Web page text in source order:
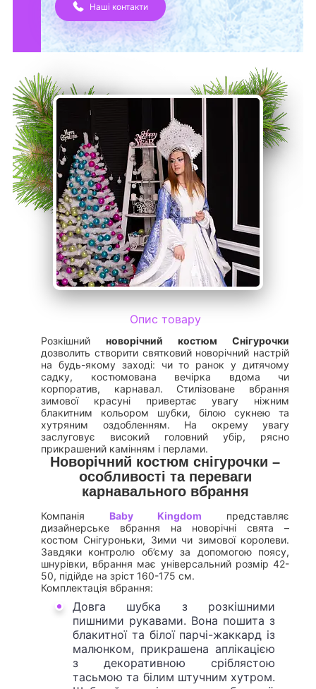
Наші контакти
Опис товару
Розкішний новорічний
костюм Снігурочки
дозволить створити святковий новорічний настрій
на будь-якому заході: чи то ранок у дитячому
садку, костюмована вечірка вдома чи
корпоратив, карнавал. Стилізоване вбрання
зимової красуні привертає увагу ніжним
блакитним кольором шубки, білою сукнею та
хутряним оздобленням. На окрему увагу
заслуговує високий головний убір, рясно
прикрашений камінням і перлами.
Новорічний костюм снігурочки –
особливості та переваги
карнавального вбрання
Компанія Baby Kingdom
представляє
дизайнерське вбрання на новорічні свята –
костюм Снігуроньки, Зими чи зимової королеви.
Завдяки контролю об’єму за допомогою поясу,
шнурівки, вбрання має універсальний розмір 42-
50, підійде на зріст 160-175 см.
Комплектація вбрання:
Довга шубка з розкішними
пишними рукавами. Вона пошита з
блакитної та білої парчі-жаккард із
малюнком, прикрашена аплікацією
з декоративною сріблястою
тасьмою та білим штучним хутром.